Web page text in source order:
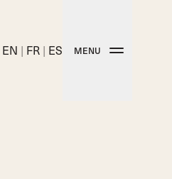
EN | FR | ES MENU